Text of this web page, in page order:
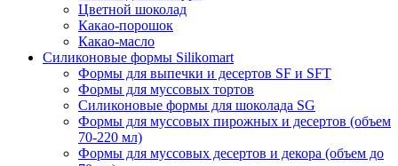
Цветной шоколад
Какао-порошок
Какао-масло
Силиконовые формы Silikomart
Формы для выпечки и десертов SF и SFT
Формы для муссовых тортов
Силиконовые формы для шоколада SG
Формы для муссовых пирожных и десертов (объем
70-220 мл)
Формы для муссовых десертов и декора (объем до